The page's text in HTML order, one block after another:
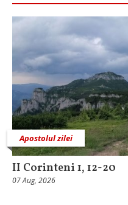
Apostolul zilei
II Corinteni 1, 12-20
07 Aug, 2026